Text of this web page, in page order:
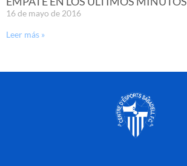
16 de mayo de 2016
Leer más »